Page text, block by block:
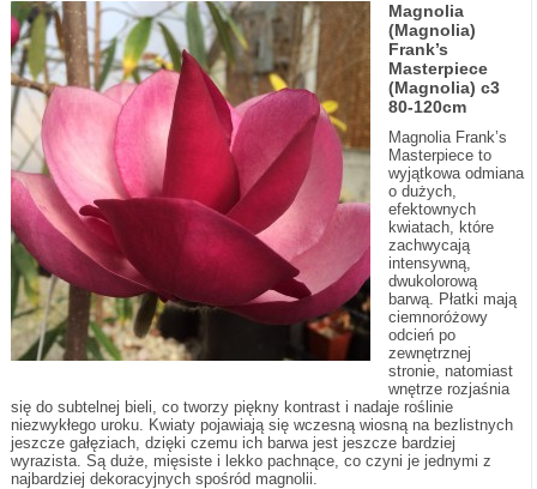
Magnolia
(Magnolia)
Frank’s
Masterpiece
(Magnolia) c3
80-120cm
Magnolia Frank’s
Masterpiece to
wyjątkowa odmiana
o dużych,
efektownych
kwiatach, które
zachwycają
intensywną,
dwukolorową
barwą. Płatki mają
ciemnoróżowy
odcień po
zewnętrznej
stronie, natomiast
wnętrze rozjaśnia
się do subtelnej bieli, co tworzy piękny kontrast i nadaje roślinie
niezwykłego uroku. Kwiaty pojawiają się wczesną wiosną na bezlistnych
jeszcze gałęziach, dzięki czemu ich barwa jest jeszcze bardziej
wyrazista. Są duże, mięsiste i lekko pachnące, co czyni je jednymi z
najbardziej dekoracyjnych spośród magnolii.